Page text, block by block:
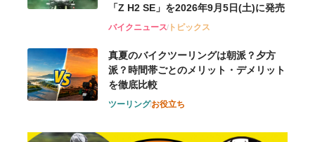
「Z H2 SE」を2026年9月5日(土)に発売
バイクニューストピックス
真夏のバイクツーリングは朝派？夕方
派？時間帯ごとのメリット・デメリット
を徹底比較
ツーリングお役立ち